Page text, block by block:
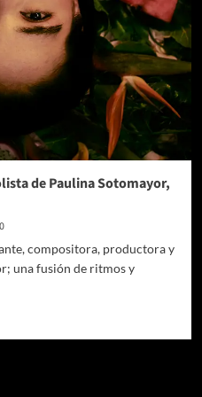
de Paulina Sotomayor,
0
compositora, productora y
una fusión de ritmos y